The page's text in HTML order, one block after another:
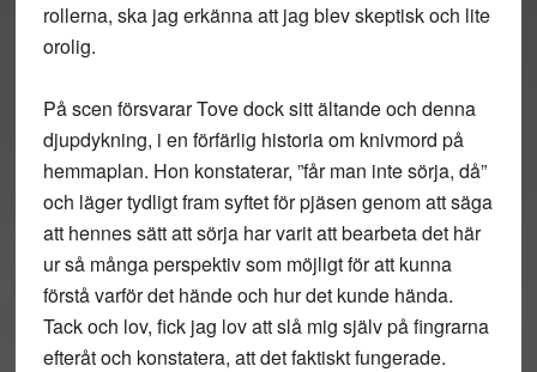
rollerna, ska jag erkänna att jag blev skeptisk och lite
orolig.
På scen försvarar Tove dock sitt ältande och denna
djupdykning, i en förfärlig historia om knivmord på
hemmaplan. Hon konstaterar, ”får man inte sörja, då”
och läger tydligt fram syftet för pjäsen genom att säga
att hennes sätt att sörja har varit att bearbeta det här
ur så många perspektiv som möjligt för att kunna
förstå varför det hände och hur det kunde hända.
Tack och lov, fick jag lov att slå mig själv på fingrarna
efteråt och konstatera, att det faktiskt fungerade.